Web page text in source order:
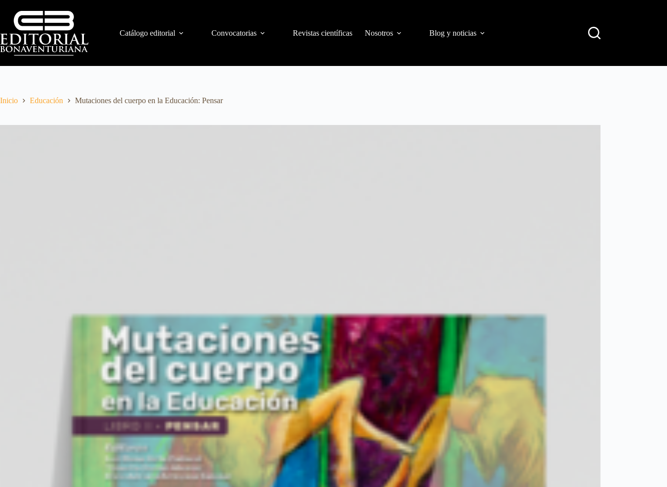
Catálogo editorial Convocatorias Revistas científicas Nosotros Blog y noticias
Inicio Educación Mutaciones del cuerpo en la Educación: Pensar